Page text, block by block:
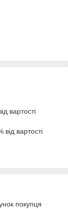
вартості
вартості
покупця